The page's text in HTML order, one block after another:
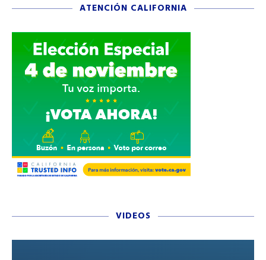
ATENCIÓN CALIFORNIA
VIDEOS